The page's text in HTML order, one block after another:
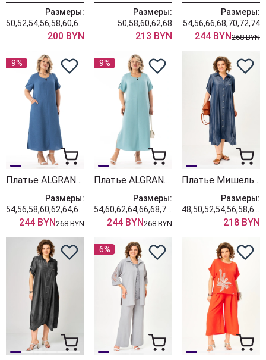
Размеры:
200 BYN
Размеры:
50,58,60,62,68
213 BYN
Размеры:
54,56,66,68,70,72,74
244 BYN268 BYN
9%
Платье ALGRANDA (Новелла Шарм) 4156-с
Размеры:
244 BYN268 BYN
9%
Платье ALGRANDA (Новелла Шарм) 4156
Размеры:
244 BYN268 BYN
Платье Мишель Шик 2198 глубокий индиго
Размеры:
218 BYN
6%